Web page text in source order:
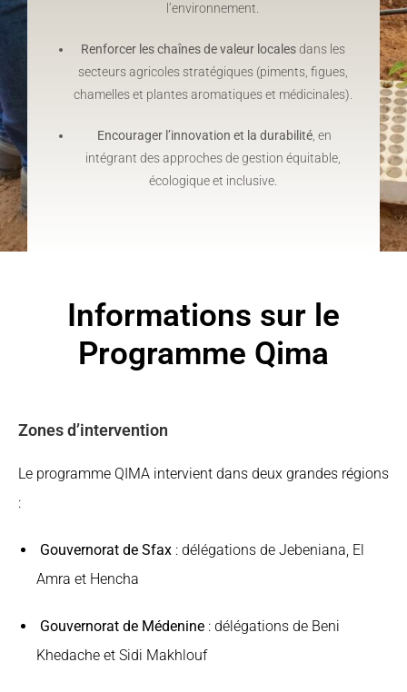
l’environnement.
Renforcer les chaînes de valeur localesdans les
secteurs agricoles stratégiques (piments, figues,
chamelles et plantes aromatiques et médicinales).
Encourager l’innovation et la durabilité, en
intégrant des approches de gestion équitable,
écologique et inclusive.
Informations sur le
Programme Qima
Zones d’intervention
Le programme QIMA intervient dans deux grandes régions
:
Gouvernorat de Sfax : délégations de Jebeniana, El
Amra et Hencha
Gouvernorat de Médenine : délégations de Beni
Khedache et Sidi Makhlouf